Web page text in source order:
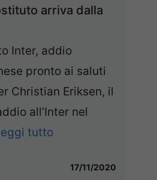
arriva dalla
Inter, addio
pronto ai saluti
Christian Eriksen, il
all’Inter nel
tutto
17/11/2020